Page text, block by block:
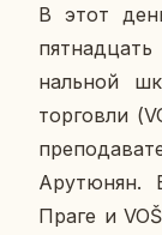
В этот
наль­ной
тор­гов­ли
Ар­утю­нян.
Праге и